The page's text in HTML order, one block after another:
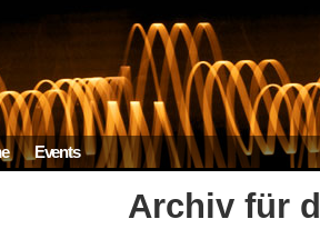
Events
Archiv für